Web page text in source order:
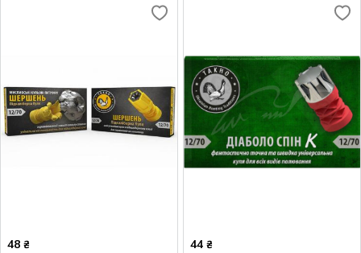
48 ₴ 44 ₴